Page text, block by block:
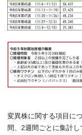
変異株に関する項目に
間、2週間ごとに集計し